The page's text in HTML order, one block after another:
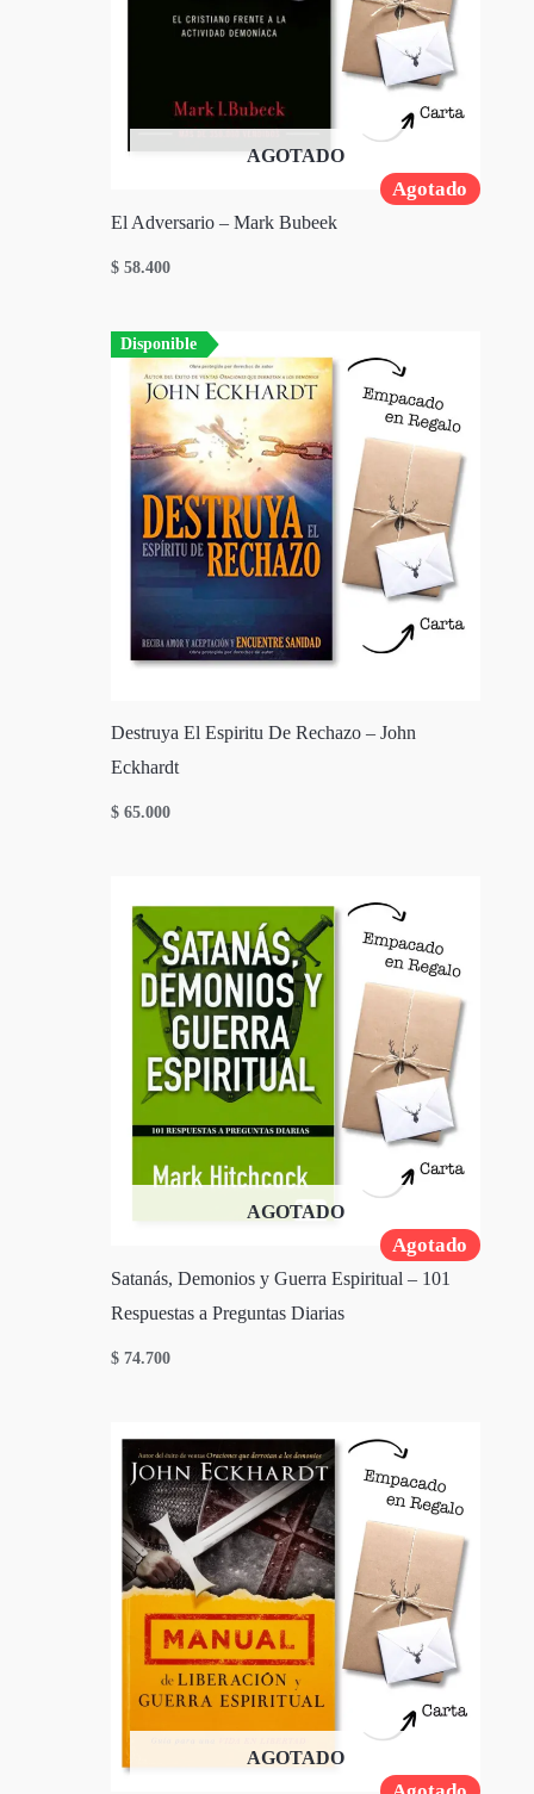
Agotado
AGOTADO
El Adversario – Mark Bubeek
$ 58.400
Disponible
Destruya El Espiritu De Rechazo – John
Eckhardt
$ 65.000
Agotado
AGOTADO
Satanás, Demonios y Guerra Espiritual – 101
Respuestas a Preguntas Diarias
$ 74.700
AGOTADO